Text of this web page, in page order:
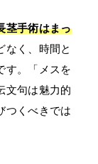
茎手術はまっ
なく、時間と
す。「メスを
文句は魅力的
つくべきでは